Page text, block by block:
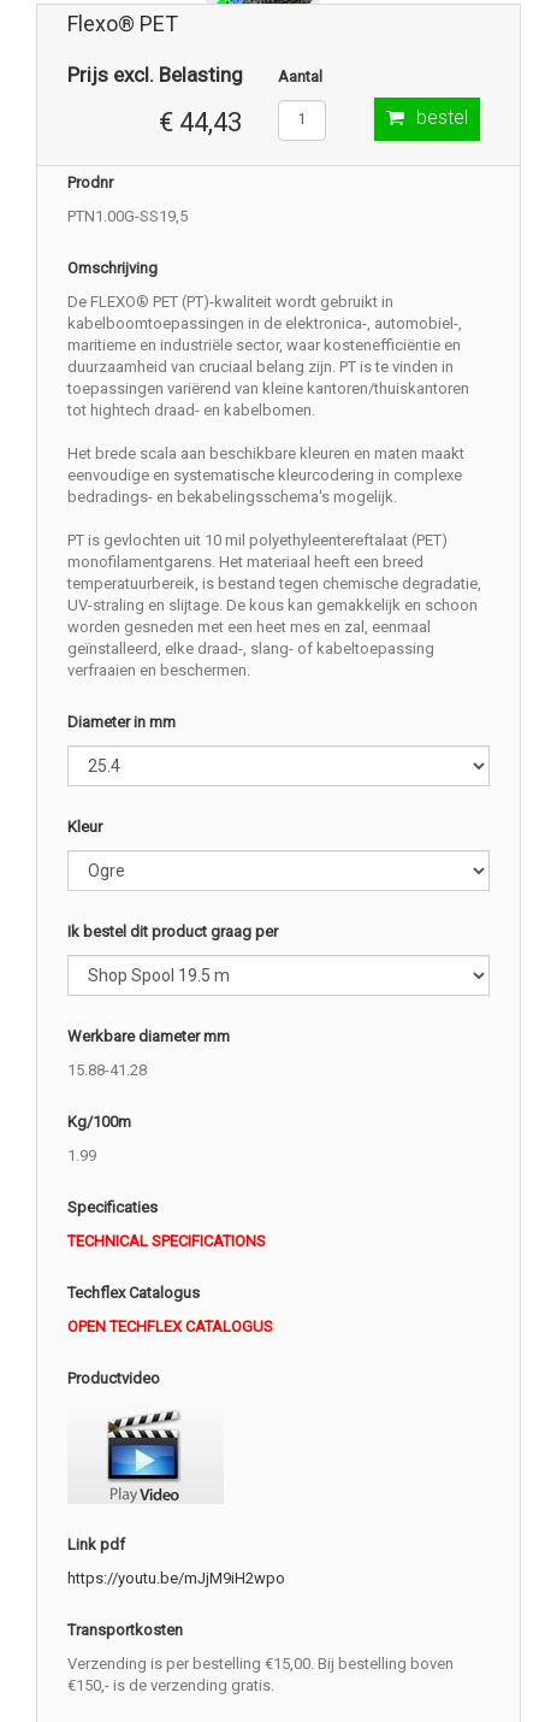
Flexo® PET
Prijs excl. Belasting
€ 44,43
Aantal
bestel
Prodnr
PTN1.00G-SS19,5
Omschrijving
De FLEXO® PET (PT)-kwaliteit wordt gebruikt in
kabelboomtoepassingen in de elektronica-, automobiel-,
maritieme en industriële sector, waar kostenefficiëntie en
duurzaamheid van cruciaal belang zijn. PT is te vinden in
toepassingen variërend van kleine kantoren/thuiskantoren
tot hightech draad- en kabelbomen.
Het brede scala aan beschikbare kleuren en maten maakt
eenvoudige en systematische kleurcodering in complexe
bedradings- en bekabelingsschema's mogelijk.
PT is gevlochten uit 10 mil polyethyleentereftalaat (PET)
monofilamentgarens. Het materiaal heeft een breed
temperatuurbereik, is bestand tegen chemische degradatie,
UV-straling en slijtage. De kous kan gemakkelijk en schoon
worden gesneden met een heet mes en zal, eenmaal
geïnstalleerd, elke draad-, slang- of kabeltoepassing
verfraaien en beschermen.
Diameter in mm
Kleur
Ik bestel dit product graag per
Werkbare diameter mm
15.88-41.28
Kg/100m
1.99
Specificaties
TECHNICAL SPECIFICATIONS
Techflex Catalogus
OPEN TECHFLEX CATALOGUS
Productvideo
Link pdf
https://youtu.be/mJjM9iH2wpo
Transportkosten
Verzending is per bestelling €15,00. Bij bestelling boven
€150,- is de verzending gratis.